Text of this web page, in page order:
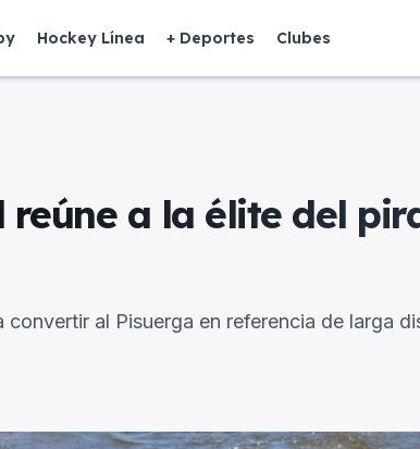
Hockey Línea + Deportes Clubes
a la élite del
al Pisuerga en referencia de larga